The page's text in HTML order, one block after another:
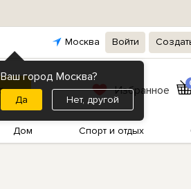
Москва
Ваш город Москва?
Нет, другой
Войти
Избранное
Дом Спорт и отдых